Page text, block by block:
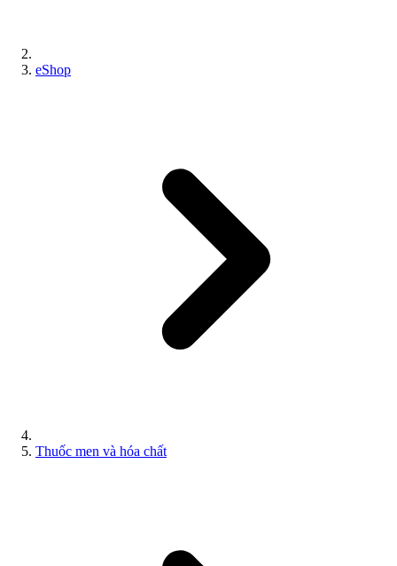
eShop
Thuốc men và hóa chất